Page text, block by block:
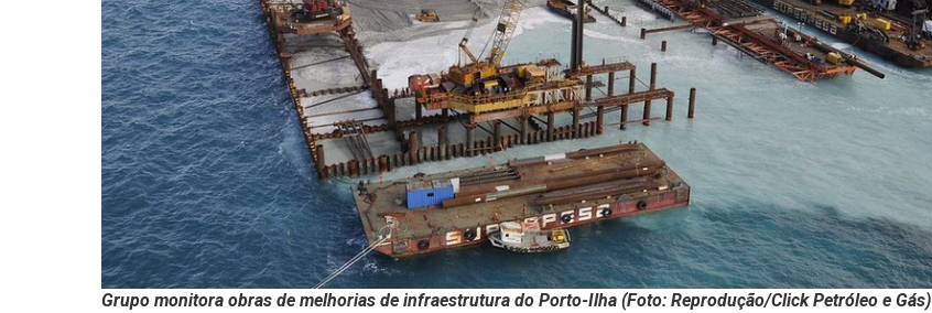
Grupo monitora obras de melhorias de infraestrutura do Porto-Ilha (Foto: Reprodução/Click Petróleo e Gás)